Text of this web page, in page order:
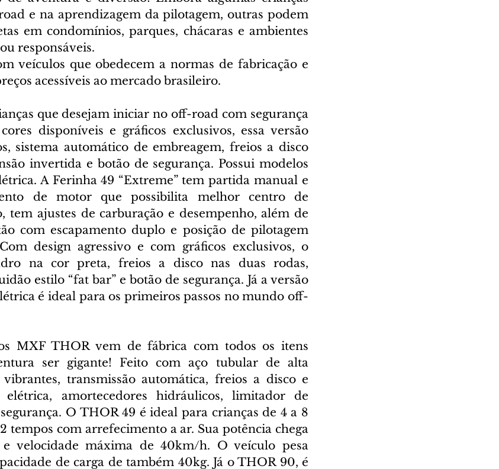
e na aprendizagem da pilotagem, outras podem
em condomínios, parques, chácaras e ambientes
responsáveis.
veículos que obedecem a normas de fabricação e
acessíveis ao mercado brasileiro.
que desejam iniciar no off-road com segurança
disponíveis e gráficos exclusivos, essa versão
sistema automático de embreagem, freios a disco
invertida e botão de segurança. Possui modelos
A Ferinha 49 “Extreme” tem partida manual e
de motor que possibilita melhor centro de
tem ajustes de carburação e desempenho, além de
com escapamento duplo e posição de pilotagem
design agressivo e com gráficos exclusivos, o
na cor preta, freios a disco nas duas rodas,
estilo “fat bar” e botão de segurança. Já a versão
é ideal para os primeiros passos no mundo off-
MXF THOR vem de fábrica com todos os itens
ser gigante! Feito com aço tubular de alta
transmissão automática, freios a disco e
elétrica, amortecedores hidráulicos, limitador de
O THOR 49 é ideal para crianças de 4 a 8
tempos com arrefecimento a ar. Sua potência chega
velocidade máxima de 40km/h. O veículo pesa
de carga de também 40kg. Já o THOR 90, é